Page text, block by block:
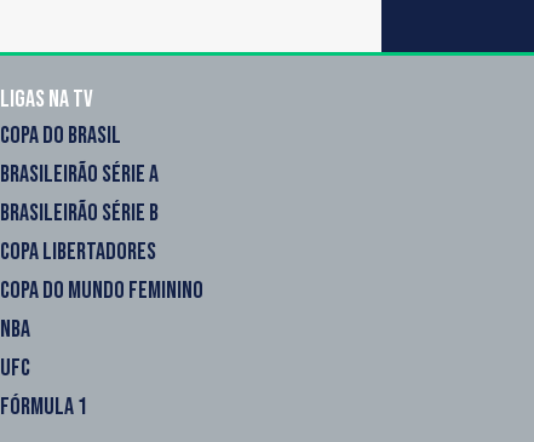
Ligas na TV
COPA DO BRASIL
BRASILEIRÃO SÉRIE A
BRASILEIRÃO SÉRIE B
COPA LIBERTADORES
COPA DO MUNDO FEMININO
NBA
UFC
FÓRMULA 1